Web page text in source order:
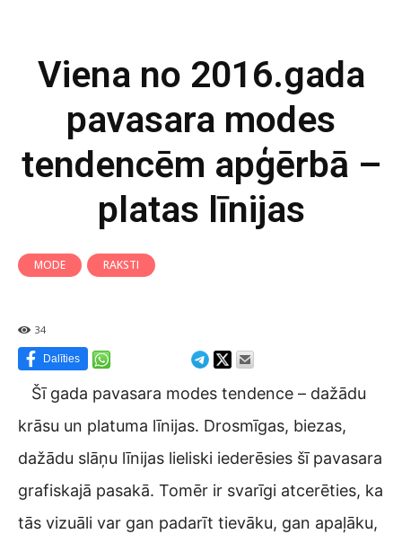
Viena no 2016.gada
pavasara modes
tendencēm apģērbā –
platas līnijas
MODE RAKSTI
34
Dalīties
Šī gada pavasara modes tendence – dažādu
krāsu un platuma līnijas. Drosmīgas, biezas,
dažādu slāņu līnijas lieliski iederēsies šī pavasara
grafiskajā pasakā. Tomēr ir svarīgi atcerēties, ka
tās vizuāli var gan padarīt tievāku, gan apaļāku,